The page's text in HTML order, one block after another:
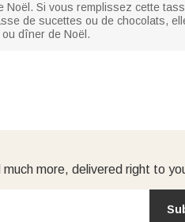
Si vous remplissez cette
de sucettes ou de chocolats,
dîner de Noël.
more, delivered right to